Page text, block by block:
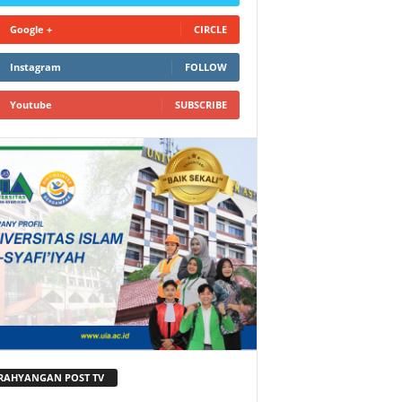
Google + CIRCLE
Instagram FOLLOW
Youtube SUBSCRIBE
POST TV